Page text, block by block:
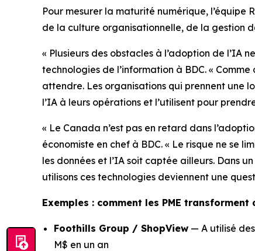
Pour mesurer la maturité numérique,
de la culture organisationnelle, de la gestion
« Plusieurs des obstacles à l’adoption de l’IA
technologies de l’information à BDC. «
attendre. Les organisations qui prennent une
l’IA à leurs opérations et l’utilisent pour
« Le Canada n’est pas en retard dans
économiste en chef à BDC. « Le risque ne se
les données et l’IA soit captée ailleurs. Dans
utilisons ces technologies deviennent une
Exemples : comment les PME
Foothills Group / ShopView — A utilisé
M$ en un an